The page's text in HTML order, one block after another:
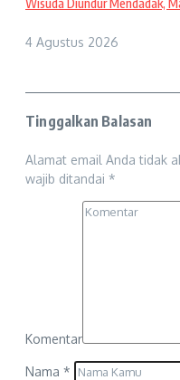
4 Agustus 2026
Tinggalkan Balasan
Alamat email Anda tidak
wajib ditandai *
Komentar
Nama *